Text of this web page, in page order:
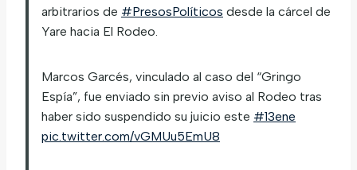
arbitrarios de #PresosPolíticos desde la cárcel de
Yare hacia El Rodeo.
Marcos Garcés, vinculado al caso del “Gringo
Espía”, fue enviado sin previo aviso al Rodeo tras
haber sido suspendido su juicio este #13ene
pic.twitter.com/vGMUu5EmU8